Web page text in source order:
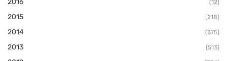
2016 (12)
2015 (218)
2014 (375)
2013 (513)